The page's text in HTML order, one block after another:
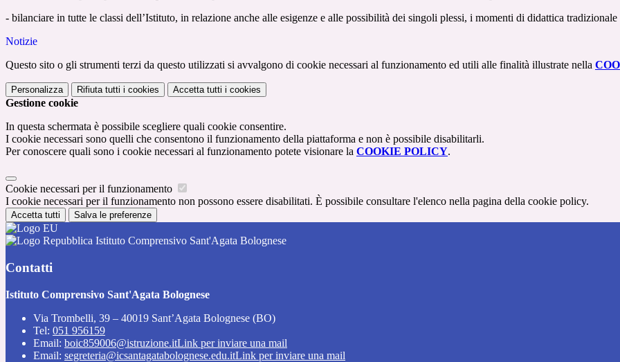
- bilanciare in tutte le classi dell’Istituto, in relazione anche alle esigenze e alle possibilità dei singoli plessi, i momenti di didattica
Notizie
Questo sito o gli strumenti terzi da questo utilizzati si avvalgono di cookie necessari al funzionamento ed utili alle finalità illustrate nella
Personalizza Rifiuta tutti i cookies Accetta tutti i cookies
Gestione cookie
In questa schermata è possibile scegliere quali cookie consentire.
I cookie necessari sono quelli che consentono il funzionamento della piattaforma e non è possibile disabilitarli.
Per conoscere quali sono i cookie necessari al funzionamento potete visionare la COOKIE POLICY.
Cookie necessari per il funzionamento
I cookie necessari per il funzionamento non possono essere disabilitati. È possibile consultare l'elenco nella pagina della cookie policy.
Accetta tutti Salva le preferenze
Istituto Comprensivo Sant'Agata Bolognese
Contatti
Istituto Comprensivo Sant'Agata Bolognese
Via Trombelli, 39 – 40019 Sant’Agata Bolognese (BO)
Tel: 051 956159
Email: boic859006@istruzione.itLink per inviare una mail
Email: segreteria@icsantagatabolognese.edu.itLink per inviare una mail